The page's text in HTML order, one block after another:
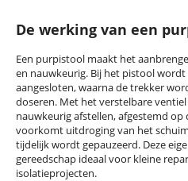
De werking van een
Een purpistool maakt het
en nauwkeurig. Bij het pistoolwordt
aangesloten, waarna de trekker
doseren. Met het verstelbare
nauwkeurig afstellen, afgestemd
voorkomt uitdroging van het
tijdelijk wordtgepauzeerd. Deze
gereedschap ideaal voor kleine
isolatieprojecten.